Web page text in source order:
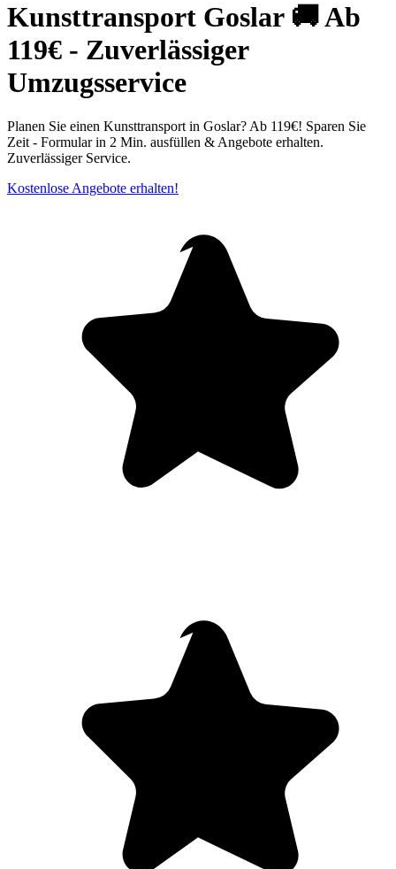
Kunsttransport Goslar 🚚 Ab
119€ - Zuverlässiger
Umzugsservice
Planen Sie einen Kunsttransport in Goslar? Ab 119€! Sparen Sie
Zeit - Formular in 2 Min. ausfüllen & Angebote erhalten.
Zuverlässiger Service.
Kostenlose Angebote erhalten!